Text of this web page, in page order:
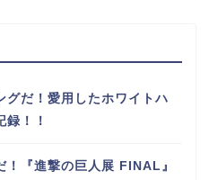
グだ！愛用したホワイトハ
録！！
！『進撃の巨人展 FINAL』